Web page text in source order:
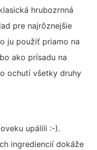
hrubozrnná
pre najrôznejšie
ju použiť priamo na
ako prísadu na
ochutí všetky druhy
upálili :-).
ingrediencií dokáže